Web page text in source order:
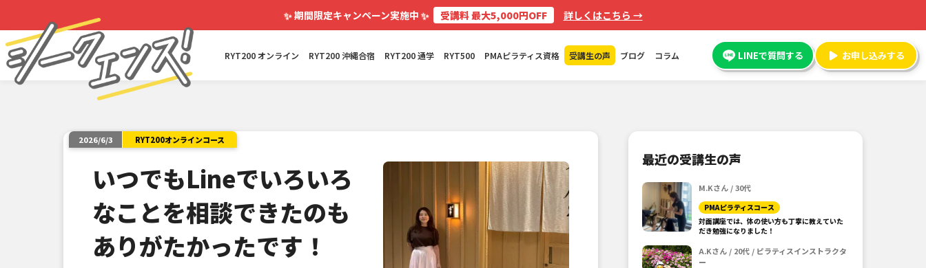
✨期間限定キャンペーン実施中 ✨ 受講料 最大5,000円OFF 詳しくはこちら →
RYT200 オンライン RYT200 沖縄合宿 RYT200 通学 RYT500 PMAピラティス資格 受講生の声 ブログ コラム LINEで質問する お申し込みする
2026/6/3 RYT200オンラインコース
いつでもLineでいろいろ
なことを相談できたのも
ありがたかったです！
最近の受講生の声
M.Kさん / 30代
PMAピラティスコース
対面講座では、体の使い方も丁寧に教えていた
だき勉強になりました！
A.Kさん / 20代 / ピラティスインストラクタ
ー